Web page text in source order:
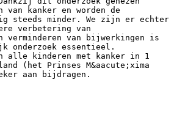
van kanker en worden de
steeds minder. We zijn er echter
verbetering van
verminderen van bijwerkingen is
onderzoek essentieel.
alle kinderen met kanker in 1
(het Prinses M&aacute;xima